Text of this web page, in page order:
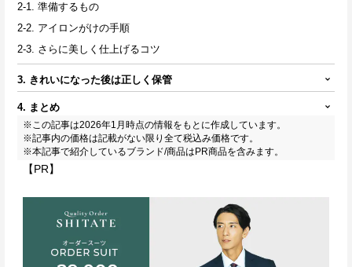
2-1. 準備するもの
2-2. アイロンがけの手順
2-3. さらに美しく仕上げるコツ
3. きれいになった後は正しく保管
4. まとめ
※この記事は2026年1月時点の情報をもとに作成しています。
※記事内の価格は記載がない限り全て税込み価格です。
※本記事で紹介しているブランド/商品はPR商品を含みます。
【PR】